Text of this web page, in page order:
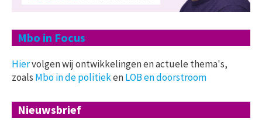
Mbo in Focus
Hiervolgen wij ontwikkelingen en actuele thema's,
zoals Mbo in de politiekenLOB en doorstroom
Nieuwsbrief